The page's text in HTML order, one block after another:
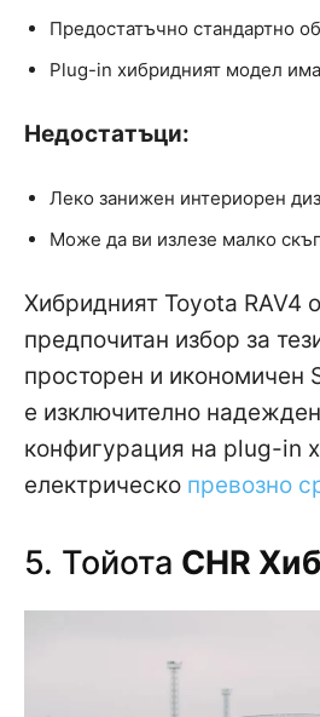
Предостатъчно стандартно
Plug-in хибридният модел
Недостатъци:
Леко занижен интериорен
Може да ви излезе малко
Хибридният Toyota RAV4
предпочитан избор за
просторен и икономичен
е изключително
конфигурация на plug-in
електрическо превозно
5. Тойота CHR